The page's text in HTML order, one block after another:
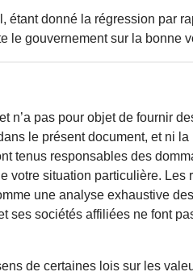
donné la régression par
le gouvernement sur la bonne
n’a pas pour objet de fournir
le présent document, et ni
tenus responsables des
situation particulière.
une analyse exhaustive
sociétés affiliées ne font
de certaines lois sur les